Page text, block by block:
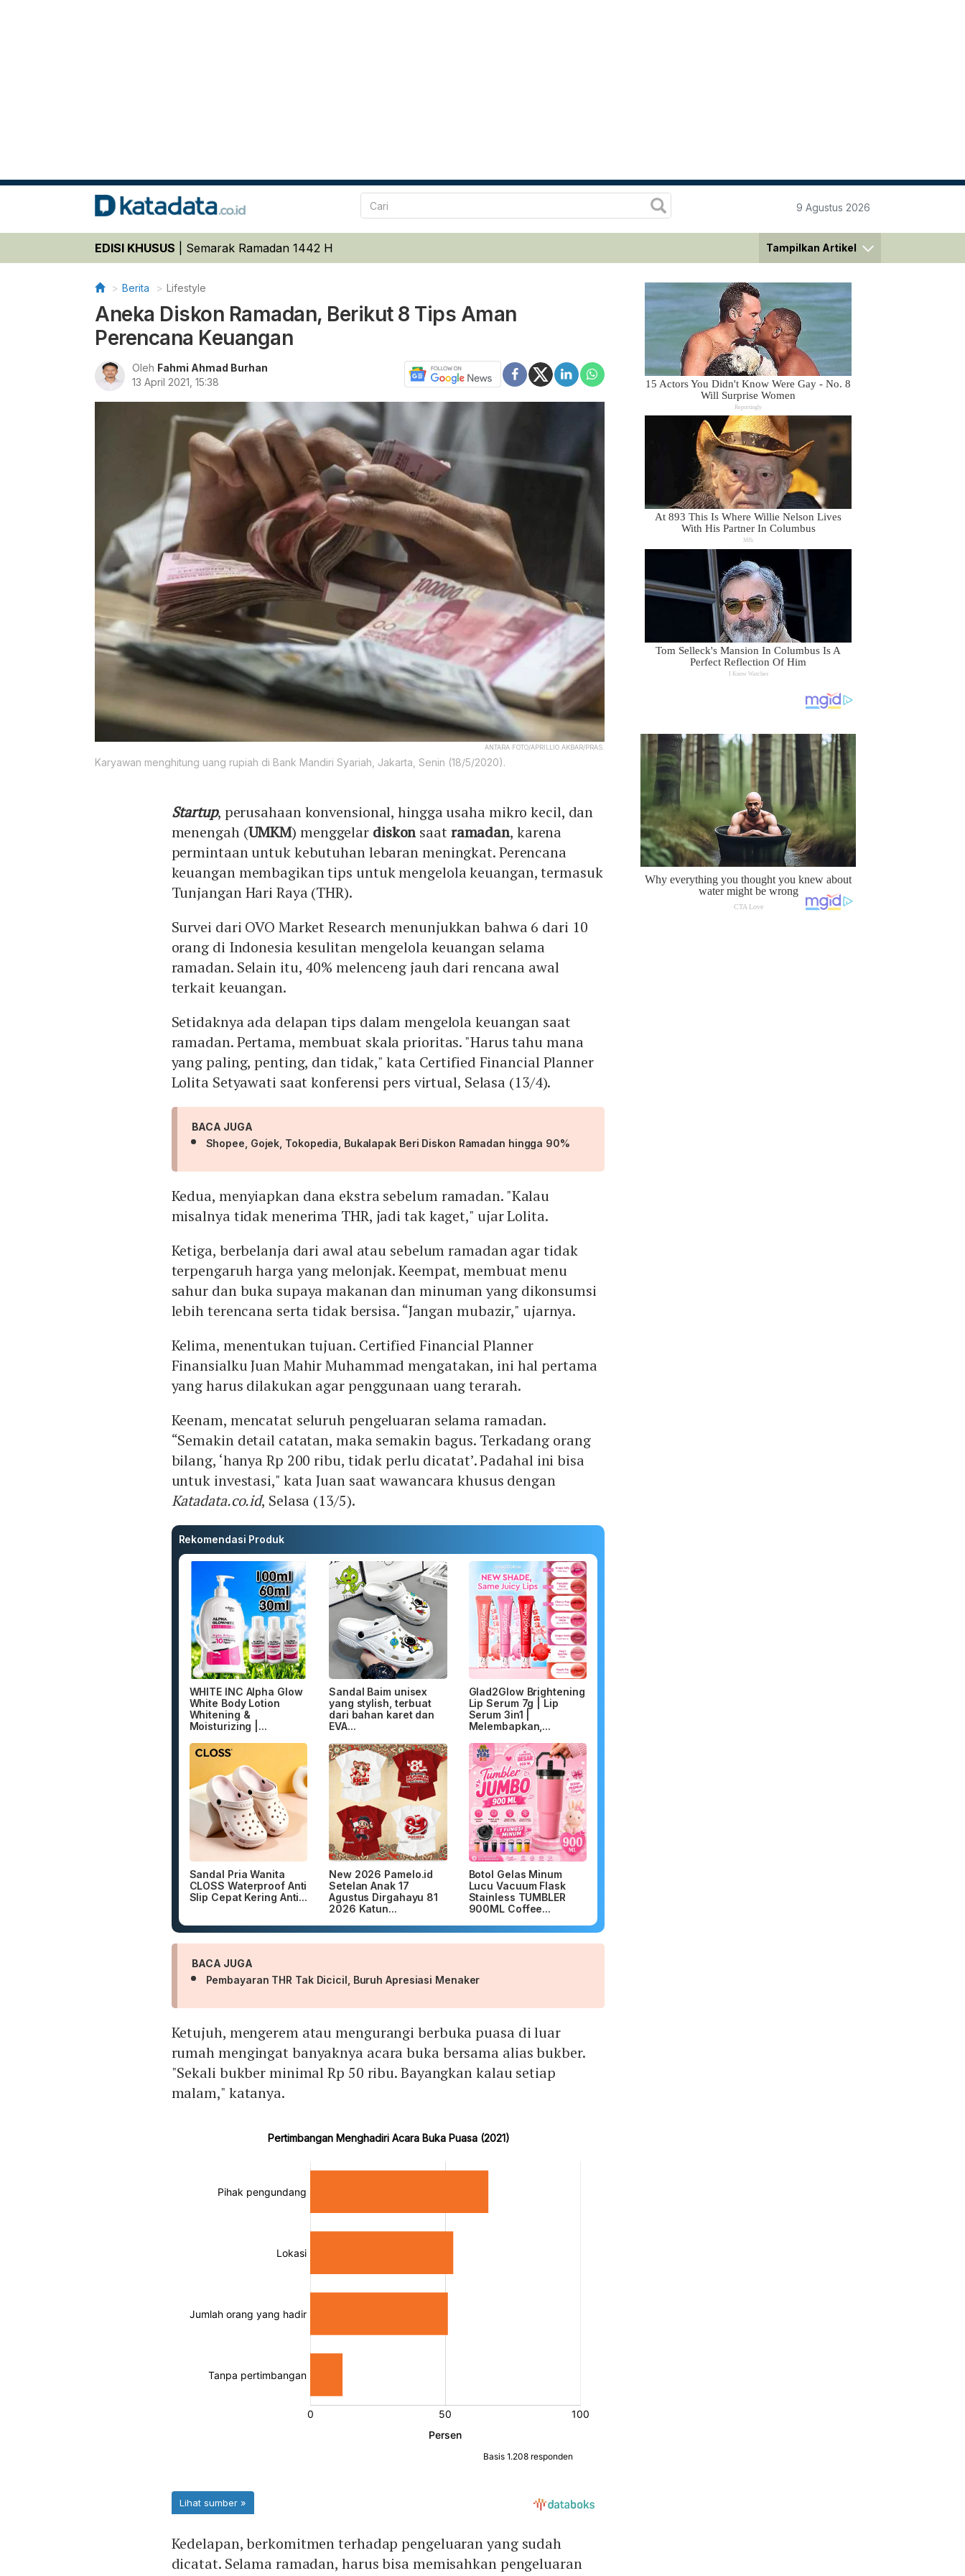
9 Agustus 2026
EDISI KHUSUS Semarak Ramadan 1442 H Tampilkan Artikel
Berita Lifestyle
Aneka Diskon Ramadan, Berikut 8 Tips Aman
Perencana Keuangan
Oleh Fahmi Ahmad Burhan
13 April 2021, 15:38
ANTARA FOTO/APRILLIO AKBAR/PRAS.
Karyawan menghitung uang rupiah di Bank Mandiri Syariah, Jakarta, Senin (18/5/2020).
Startup, perusahaan konvensional, hingga usaha mikro kecil, dan
menengah (UMKM) menggelar diskonsaatramadan, karena
permintaan untuk kebutuhan lebaran meningkat. Perencana
keuangan membagikan tips untuk mengelola keuangan, termasuk
Tunjangan Hari Raya (THR).
Survei dari OVO Market Research menunjukkan bahwa 6 dari 10
orang di Indonesia kesulitan mengelola keuangan selama
ramadan. Selain itu, 40% melenceng jauh dari rencana awal
terkait keuangan.
Setidaknya ada delapan tips dalam mengelola keuangan saat
ramadan. Pertama, membuat skala prioritas. "Harus tahu mana
yang paling, penting, dan tidak," kata Certified Financial Planner
Lolita Setyawati saat konferensi pers virtual, Selasa (13/4).
BACA JUGA
Shopee, Gojek, Tokopedia, Bukalapak Beri Diskon Ramadan hingga 90%
Kedua, menyiapkan dana ekstra sebelum ramadan. "Kalau
misalnya tidak menerima THR, jadi tak kaget," ujar Lolita.
Ketiga, berbelanja dari awal atau sebelum ramadan agar tidak
terpengaruh harga yang melonjak. Keempat, membuat menu
sahur dan buka supaya makanan dan minuman yang dikonsumsi
lebih terencana serta tidak bersisa. “Jangan mubazir," ujarnya.
Kelima, menentukan tujuan. Certified Financial Planner
Finansialku Juan Mahir Muhammad mengatakan, ini hal pertama
yang harus dilakukan agar penggunaan uang terarah.
Keenam, mencatat seluruh pengeluaran selama ramadan.
“Semakin detail catatan, maka semakin bagus. Terkadang orang
bilang, ‘hanya Rp 200 ribu, tidak perlu dicatat’. Padahal ini bisa
untuk investasi," kata Juan saat wawancara khusus dengan
Katadata.co.id, Selasa (13/5).
Rekomendasi Produk
WHITE INC Alpha Glow
White Body Lotion
Whitening &
Moisturizing |...
Sandal Baim unisex
yang stylish, terbuat
dari bahan karet dan
EVA...
Glad2Glow Brightening
Lip Serum 7g | Lip
Serum 3in1 |
Melembapkan,...
Sandal Pria Wanita
CLOSS Waterproof Anti
Slip Cepat Kering Anti...
New 2026 Pamelo.id
Setelan Anak 17
Agustus Dirgahayu 81
2026 Katun...
Botol Gelas Minum
Lucu Vacuum Flask
Stainless TUMBLER
900ML Coffee...
BACA JUGA
Pembayaran THR Tak Dicicil, Buruh Apresiasi Menaker
Ketujuh, mengerem atau mengurangi berbuka puasa di luar
rumah mengingat banyaknya acara buka bersama alias bukber.
"Sekali bukber minimal Rp 50 ribu. Bayangkan kalau setiap
malam," katanya.
Kedelapan, berkomitmen terhadap pengeluaran yang sudah
dicatat. Selama ramadan, harus bisa memisahkan pengeluaran